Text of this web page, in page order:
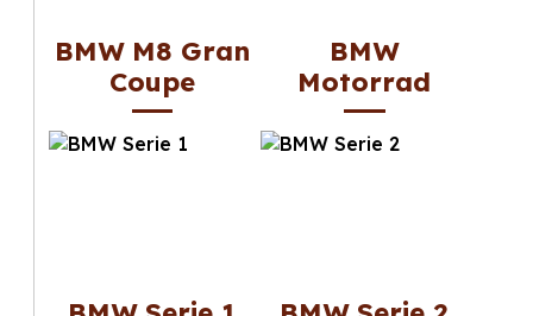
BMW M8 Gran
Coupe
BMW
Motorrad